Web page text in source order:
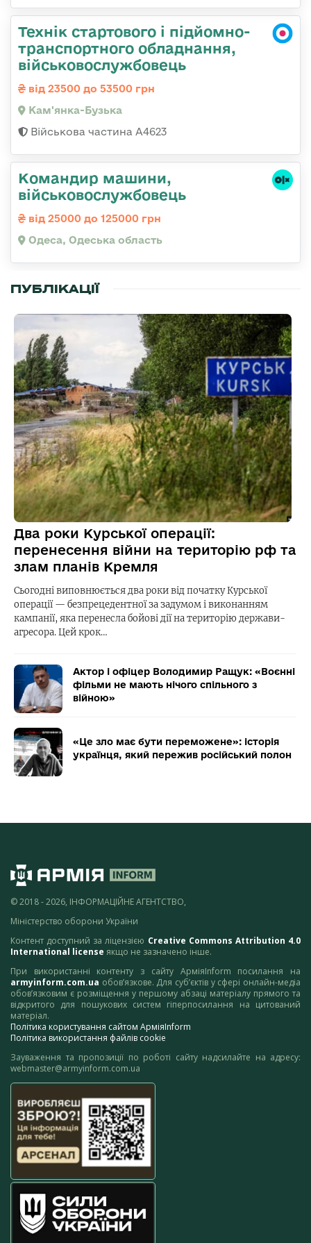
Технік стартового і підйомно-
транспортного обладнання,
військовослужбовець
від 23500 до 53500 грн
Кам'янка-Бузька
Військова частина А4623
Командир машини,
військовослужбовець
від 25000 до 125000 грн
Одеса, Одеська область
ПУБЛІКАЦІЇ
Два роки Курської операції:
перенесення війни на територію рф та
злам планів Кремля
Сьогодні виповнюється два роки від початку Курської
операції — безпрецедентної за задумом і виконанням
кампанії, яка перенесла бойові дії на територію держави-
агресора. Цей крок…
Актор і офіцер Володимир Ращук: «Воєнні
фільми не мають нічого спільного з
війною»
«Це зло має бути переможене»: історія
українця, який пережив російський полон
© 2018 - 2026, ІНФОРМАЦІЙНЕ АГЕНТСТВО,
Міністерство оборони України
Контент доступний за ліцензією Creative Commons Attribution 4.0
International license якщо не зазначено інше.
При використанні контенту з сайту АрміяInform посилання на
armyinform.com.ua обов’язкове. Для суб’єктів у сфері онлайн-медіа
обов’язковим є розміщення у першому абзаці матеріалу прямого та
відкритого для пошукових систем гіперпосилання на цитований
матеріал.
Політика користування сайтом АрміяInform
Політика використання файлів cookie
Зауваження та пропозиції по роботі сайту надсилайте на адресу:
webmaster@armyinform.com.ua